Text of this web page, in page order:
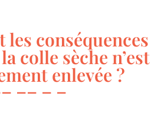
les conséquences
colle sèche n’est
enlevée ?